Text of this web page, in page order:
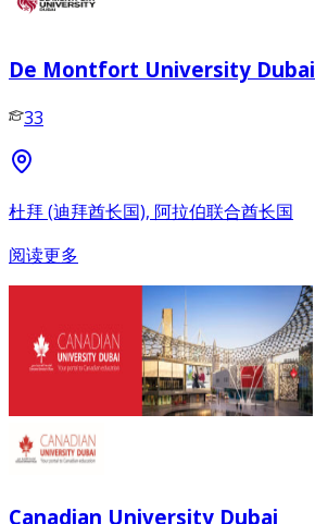
De Montfort University Dubai
33
杜拜 (迪拜酋长国), 阿拉伯联合酋长国
阅读更多
Canadian University Dubai